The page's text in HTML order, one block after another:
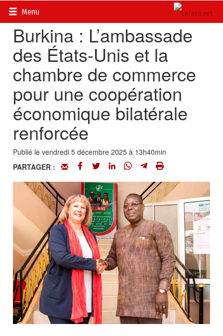
Menu
Accueil>
Burkina : L’ambassade
des États-Unis et la
chambre de commerce
pour une coopération
économique bilatérale
renforcée
Publié le vendredi 5 décembre 2025 à 13h40min
PARTAGER :